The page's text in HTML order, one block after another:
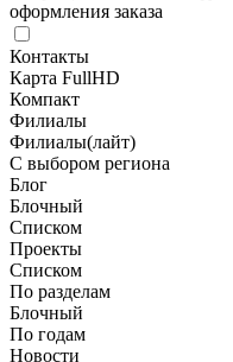
оформления заказа
Контакты
Карта FullHD
Компакт
Филиалы
Филиалы(лайт)
С выбором региона
Блог
Блочный
Списком
Проекты
Списком
По разделам
Блочный
По годам
Новости